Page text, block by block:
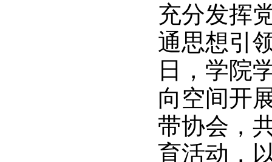
充分发挥
通思想引
日，学院
向空间开
带协会，
育活动，